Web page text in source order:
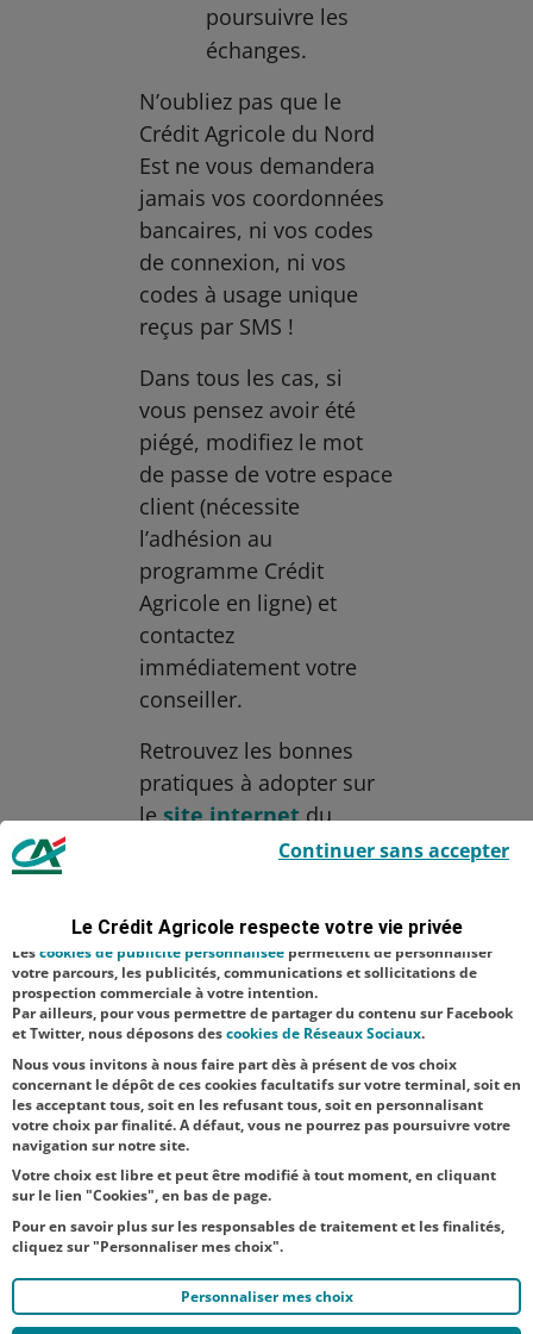
poursuivre les
échanges.
N’oubliez pas que le
Crédit Agricole du Nord
Est ne vous demandera
jamais vos coordonnées
bancaires, ni vos codes
de connexion, ni vos
codes à usage unique
reçus par SMS !
Dans tous les cas, si
vous pensez avoir été
piégé, modifiez le mot
de passe de votre espace
client (nécessite
l’adhésion au
programme Crédit
Agricole en ligne) et
contactez
immédiatement votre
conseiller.
Retrouvez les bonnes
pratiques à adopter sur
lesite internetdu
Crédit Agricole du Nord
Aucune catégorie
Assurances
Banque
NOS
ACTUALITÉS
TOUTES NOS ACTUALITÉS
Le Crédit Agricole respecte votre vie privée
indispensables car utilisés à des fins de bon fonctionnement et de
sécurité ; d’autres sont facultatifs. Les
satisfaction facultatifs.
Lescookies de publicité personnalisée permettent de personnaliser
votre parcours, les publicités, communications et sollicitations de
prospection commerciale à votre intention.
Par ailleurs, pour vous permettre de partager du contenu sur Facebook
et Twitter, nous déposons descookies de Réseaux Sociaux.
Nous vous invitons à nous faire part dès à présent de vos choix
concernant le dépôt de ces cookies facultatifs sur votre terminal, soit en
les acceptant tous, soit en les refusant tous, soit en personnalisant
votre choix par finalité. A défaut, vous ne pourrez pas poursuivre votre
navigation sur notre site.
Votre choix est libre et peut être modifié à tout moment, en cliquant
sur le lien "Cookies", en bas de page.
Pour en savoir plus sur les responsables de traitement et les finalités,
cliquez sur "Personnaliser mes choix".
Personnaliser mes choix
Continuer sans accepter